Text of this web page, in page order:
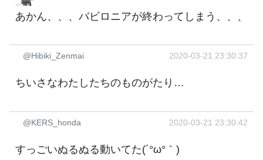
あかん、、、バビロニアが終わってしまう、、、
@Hibiki_Zenmai 2020-03-21 23:30:37
ちいさなわたしたちのものがたり…
@KERS_honda 2020-03-21 23:30:42
すっごいぬるぬる動いてた(´°ω°｀)